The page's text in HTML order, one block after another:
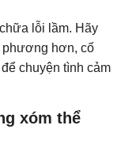
lỗi lầm. Hãy
phương hơn, cố
chuyện tình cảm
xóm thể